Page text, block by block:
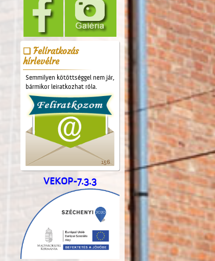
Felíratkozás
hírlevélre
Semmilyen kötöttséggel nem jár,
bármikor leiratkozhat róla.
156
VEKOP-7.3.3